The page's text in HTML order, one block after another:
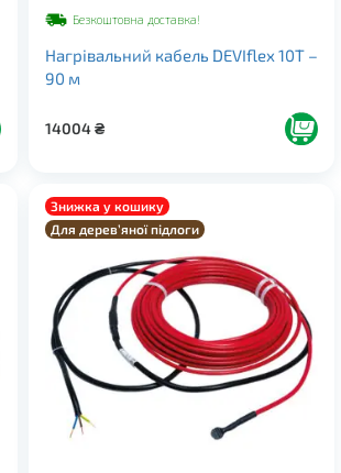
Безкоштовна доставка!
Нагрівальний кабель DEVIflex 10Т –
90 м
14004₴
Знижка у кошику
Для дерев’яної підлоги